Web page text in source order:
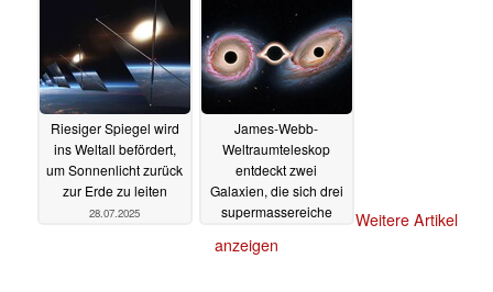
Riesiger Spiegel wird
ins Weltall befördert,
um Sonnenlicht zurück
zur Erde zu leiten
28.07.2025
James-Webb-
Weltraumteleskop
entdeckt zwei
Galaxien, die sich drei
supermassereiche
teilen28.07.2025
Weitere Artikel
anzeigen